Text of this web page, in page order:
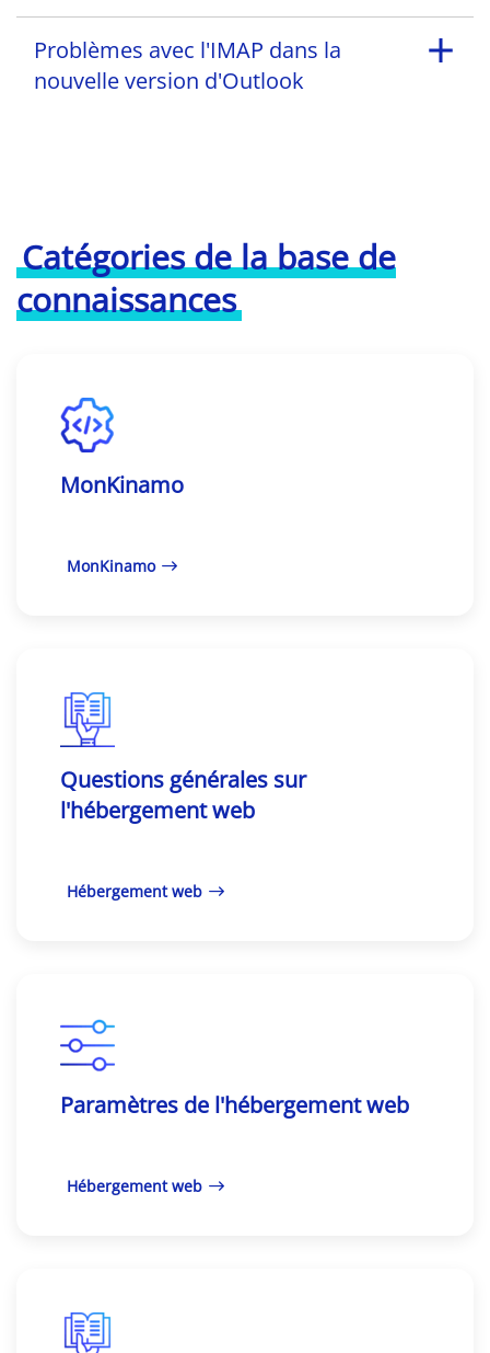
Problèmes avec l'IMAP dans la
nouvelle version d'Outlook
Catégories de la base de
connaissances
MonKinamo
MonKinamo
Questions générales sur
l'hébergement web
Hébergement web
Paramètres de l'hébergement web
Hébergement web